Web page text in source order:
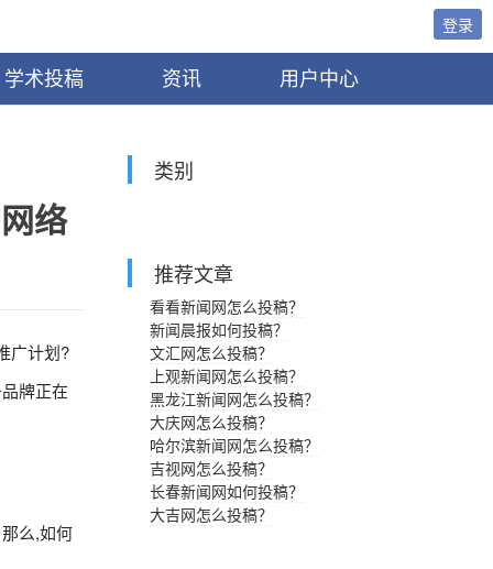
登录
学术投稿 资讯 用户中心
络
广计划?
牌正在
么,如何
类别
推荐文章
看看新闻网怎么投稿？
新闻晨报如何投稿？
文汇网怎么投稿？
上观新闻网怎么投稿？
黑龙江新闻网怎么投稿？
大庆网怎么投稿？
哈尔滨新闻网怎么投稿？
吉视网怎么投稿？
长春新闻网如何投稿？
大吉网怎么投稿？